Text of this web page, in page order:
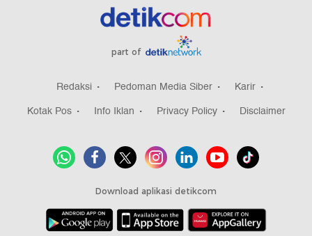
part of
Redaksi Pedoman Media Siber
Karir
Kotak Pos
Info Iklan Privacy Policy Disclaimer
Download aplikasi detikcom